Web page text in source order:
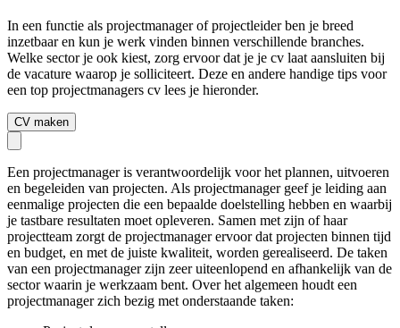
In een functie als projectmanager of projectleider ben je breed
inzetbaar en kun je werk vinden binnen verschillende branches.
Welke sector je ook kiest, zorg ervoor dat je je cv laat aansluiten bij
de vacature waarop je solliciteert. Deze en andere handige tips voor
een top projectmanagers cv lees je hieronder.
CV maken
Een projectmanager is verantwoordelijk voor het plannen, uitvoeren
en begeleiden van projecten. Als projectmanager geef je leiding aan
eenmalige projecten die een bepaalde doelstelling hebben en waarbij
je tastbare resultaten moet opleveren. Samen met zijn of haar
projectteam zorgt de projectmanager ervoor dat projecten binnen tijd
en budget, en met de juiste kwaliteit, worden gerealiseerd. De taken
van een projectmanager zijn zeer uiteenlopend en afhankelijk van de
sector waarin je werkzaam bent. Over het algemeen houdt een
projectmanager zich bezig met onderstaande taken: